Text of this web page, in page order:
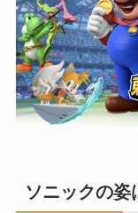
ソニックの姿